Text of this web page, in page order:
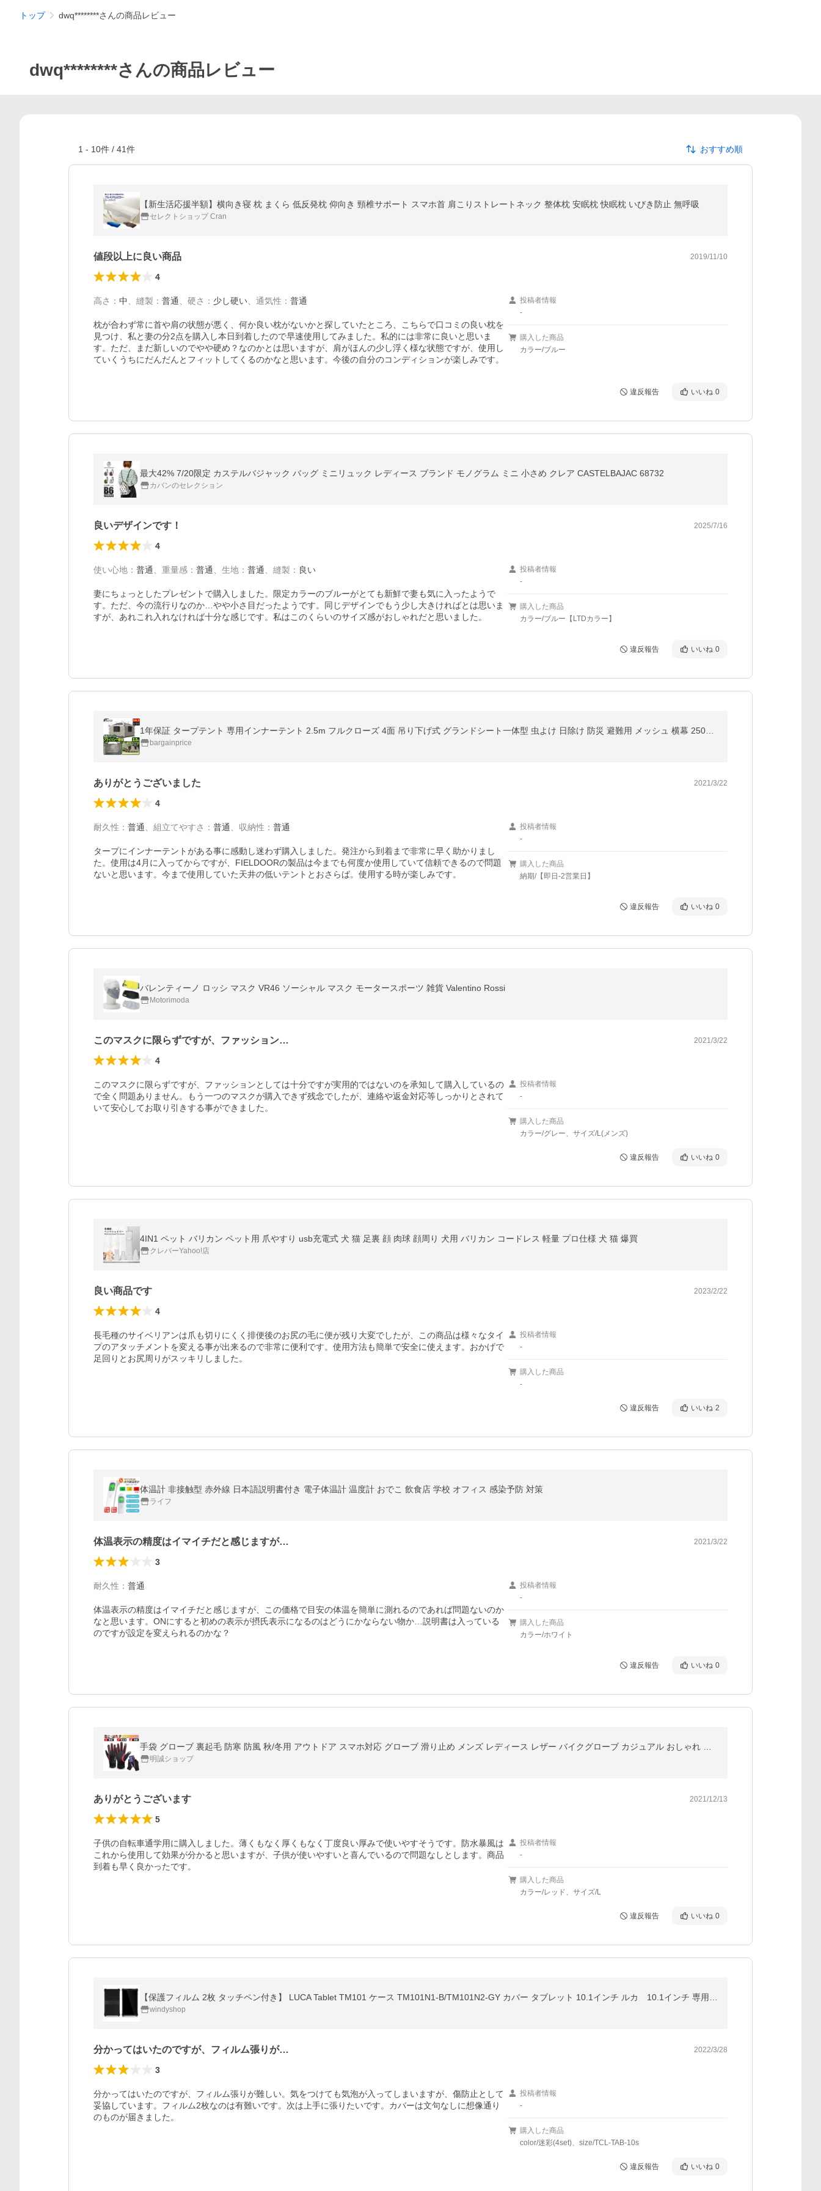
トップ dwq********さんの商品レビュー
dwq********さんの商品レビュー
1 - 10件 / 41件 おすすめ順
【新生活応援半額】横向き寝 枕 まくら 低反発枕 仰向き 頸椎サポート スマホ首 肩こりストレートネック 整体枕 安眠枕 快眠枕 いびき防止 無呼吸
セレクトショップ Cran
値段以上に良い商品 2019/11/10
4
高さ ： 中 縫製 ： 普通 硬さ ： 少し硬い 通気性 ： 普通
枕が合わず常に首や肩の状態が悪く、何か良い枕がないかと探していたところ、こちらで口コミの良い枕を
見つけ、私と妻の分2点を購入し本日到着したので早速使用してみました。私的には非常に良いと思いま
す。ただ、まだ新しいのでやや硬め？なのかとは思いますが、肩がほんの少し浮く様な状態ですが、使用し
ていくうちにだんだんとフィットしてくるのかなと思います。今後の自分のコンディションが楽しみです。
投稿者情報
-
購入した商品
カラー/ブルー
違反報告 いいね 0
最大42% 7/20限定 カステルバジャック バッグ ミニリュック レディース ブランド モノグラム ミニ 小さめ クレア CASTELBAJAC 68732
カバンのセレクション
良いデザインです！ 2025/7/16
4
使い心地 ： 普通 重量感 ： 普通 生地 ： 普通 縫製 ： 良い
妻にちょっとしたプレゼントで購入しました。限定カラーのブルーがとても新鮮で妻も気に入ったようで
す。ただ、今の流行りなのか…やや小さ目だったようです。同じデザインでもう少し大きければとは思いま
すが、あれこれ入れなければ十分な感じです。私はこのくらいのサイズ感がおしゃれだと思いました。
投稿者情報
-
購入した商品
カラー/ブルー【LTDカラー】
違反報告 いいね 0
bargainprice
ありがとうございました 2021/3/22
4
耐久性 ： 普通 組立てやすさ ： 普通 収納性 ： 普通
タープにインナーテントがある事に感動し迷わず購入しました。発注から到着まで非常に早く助かりまし
た。使用は4月に入ってからですが、FIELDOORの製品は今までも何度か使用していて信頼できるので問題
ないと思います。今まで使用していた天井の低いテントとおさらば。使用する時が楽しみです。
投稿者情報
-
購入した商品
納期/【即日-2営業日】
違反報告 いいね 0
バレンティーノ ロッシ マスク VR46 ソーシャル マスク モータースポーツ 雑貨 Valentino Rossi
Motorimoda
このマスクに限らずですが、ファッション… 2021/3/22
4
このマスクに限らずですが、ファッションとしては十分ですが実用的ではないのを承知して購入しているの
で全く問題ありません。もう一つのマスクが購入できず残念でしたが、連絡や返金対応等しっかりとされて
いて安心してお取り引きする事ができました。
投稿者情報
-
購入した商品
カラー/グレー、サイズ/L(メンズ)
違反報告 いいね 0
4IN1 ペット バリカン ペット用 爪やすり usb充電式 犬 猫 足裏 顔 肉球 顔周り 犬用 バリカン コードレス 軽量 プロ仕様 犬 猫 爆買
クレバーYahoo!店
良い商品です 2023/2/22
4
長毛種のサイベリアンは爪も切りにくく排便後のお尻の毛に便が残り大変でしたが、この商品は様々なタイ
プのアタッチメントを変える事が出来るので非常に便利です。使用方法も簡単で安全に使えます。おかげで
足回りとお尻周りがスッキリしました。
投稿者情報
-
購入した商品
-
違反報告 いいね 2
体温計 非接触型 赤外線 日本語説明書付き 電子体温計 温度計 おでこ 飲食店 学校 オフィス 感染予防 対策
ライフ
体温表示の精度はイマイチだと感じますが… 2021/3/22
3
耐久性 ： 普通
体温表示の精度はイマイチだと感じますが、この価格で目安の体温を簡単に測れるのであれば問題ないのか
なと思います。ONにすると初めの表示が摂氏表示になるのはどうにかならない物か…説明書は入っている
のですが設定を変えられるのかな？
投稿者情報
-
購入した商品
カラー/ホワイト
違反報告 いいね 0
明誠ショップ
ありがとうございます 2021/12/13
5
子供の自転車通学用に購入しました。薄くもなく厚くもなく丁度良い厚みで使いやすそうです。防水暴風は
これから使用して効果が分かると思いますが、子供が使いやすいと喜んでいるので問題なしとします。商品
到着も早く良かったです。
投稿者情報
-
購入した商品
カラー/レッド、サイズ/L
違反報告 いいね 0
windyshop
分かってはいたのですが、フィルム張りが… 2022/3/28
3
分かってはいたのですが、フィルム張りが難しい。気をつけても気泡が入ってしまいますが、傷防止として
妥協しています。フィルム2枚なのは有難いです。次は上手に張りたいです。カバーは文句なしに想像通り
のものが届きました。
投稿者情報
-
購入した商品
color/迷彩(4set)、size/TCL-TAB-10s
違反報告 いいね 0